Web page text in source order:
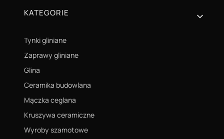
Linki w stopce
KATEGORIE
Tynki gliniane
Zaprawy gliniane
Glina
Ceramika budowlana
Mączka ceglana
Kruszywa ceramiczne
Wyroby szamotowe